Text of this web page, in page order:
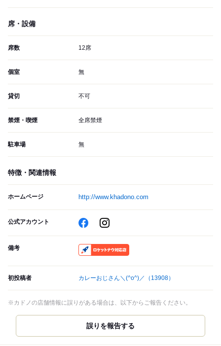
席・設備
席数 12席
個室 無
貸切 不可
禁煙・喫煙 全席禁煙
駐車場 無
特徴・関連情報
ホームページ http://www.khadono.com
公式アカウント
備考
初投稿者 カレーおじさん＼(^o^)／ （13908）
※カドノの店舗情報に誤りがある場合は、以下からご報告ください。
誤りを報告する